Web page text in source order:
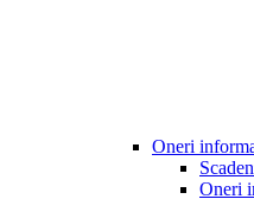
Oneri
Oneri